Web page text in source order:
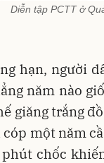
Diễn tập PCTT ở
hạn, người
năm nào
giăng trắng
một năm
chốc